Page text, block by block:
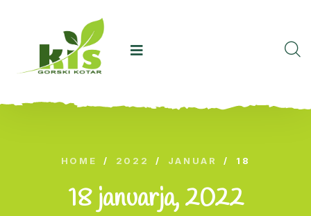
HOME / 2022 / JANUAR / 18
18 januarja, 2022